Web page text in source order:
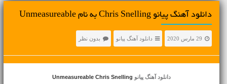
دانلود آهنگ پیانو Chris Snelling به نام Unmeasureable
29 مارس 2020 دانلود آهنگ پیانو بدون نظر
دانلود آهنگ پیانو